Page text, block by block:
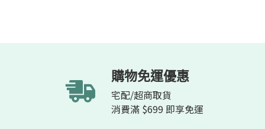
購物免運優惠
宅配/超商取貨
消費滿 $699 即享免運